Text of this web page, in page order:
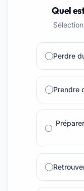
Quel
Perdre
Prendre